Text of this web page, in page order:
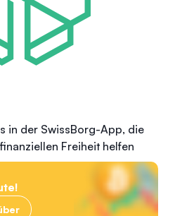
in der SwissBorg-App, die
Freiheit helfen